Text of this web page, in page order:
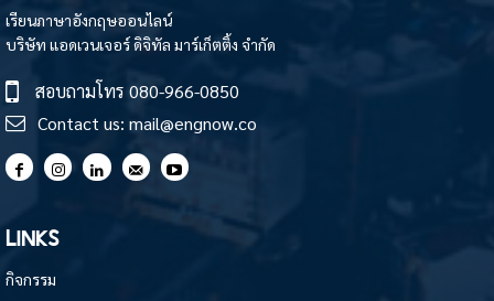
เรียนภาษาอังกฤษออนไลน์
บริษัท แอดเวนเจอร์ ดิจิทัล มาร์เก็ตติ้ง จำกัด
สอบถามโทร 080-966-0850
Contact us: mail@engnow.co
LINKS
กิจกรรม